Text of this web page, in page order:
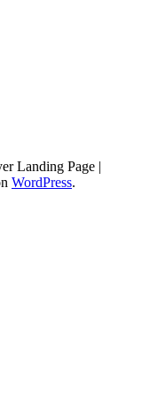
Landing Page |
WordPress.